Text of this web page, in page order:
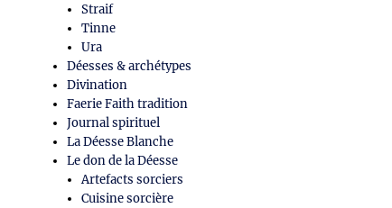
Straif
Tinne
Ura
Déesses & archétypes
Divination
Faerie Faith tradition
Journal spirituel
La Déesse Blanche
Le don de la Déesse
Artefacts sorciers
Cuisine sorcière